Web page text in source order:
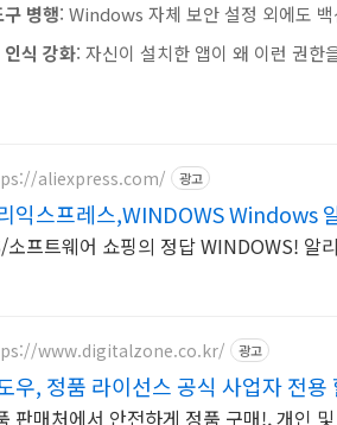
병행: Windows 자체 보안 설정 외에도
식 강화: 자신이 설치한 앱이 왜 이런 권한
aliexpress.com/ 광고
익스프레스,WINDOWS Windows
소프트웨어 쇼핑의 정답 WINDOWS! 알
www.digitalzone.co.kr/ 광고
우, 정품 라이선스 공식 사업자 전용
판매처에서 안전하게 정품 구매!, 개인